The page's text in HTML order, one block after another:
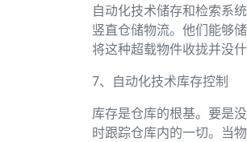
自动化技术储存和检索系
竖直仓储物流。他们能够
将这种超载物件收拢并没
7、自动化技术库存控制
库存是仓库的根基。要是
时跟踪仓库内的一切。当